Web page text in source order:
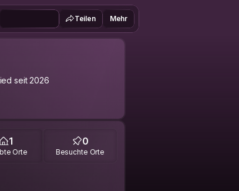
Teilen Mehr
seit 2026
1
Orte
0
Besuchte Orte